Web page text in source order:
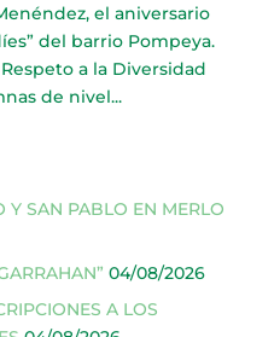
el aniversario
del barrio Pompeya.
a la Diversidad
de nivel...
Y SAN PABLO EN MERLO
04/08/2026
A LOS